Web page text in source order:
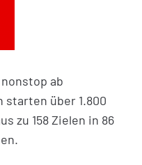
ab
starten über 1.800
zu 158 Zielen in 86